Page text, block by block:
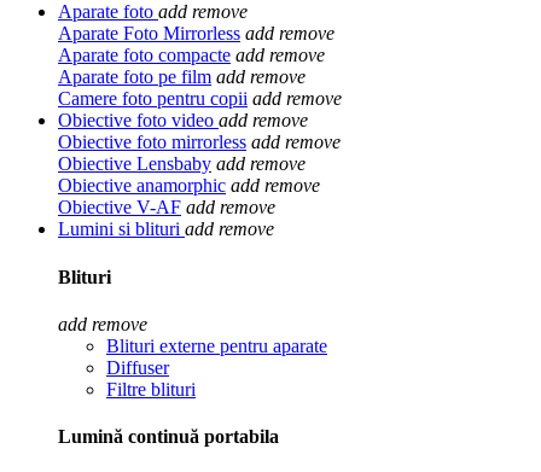
Aparate foto add remove
Aparate Foto Mirrorless add remove
Aparate foto compacte add remove
Aparate foto pe film add remove
Camere foto pentru copii add remove
Obiective foto video add remove
Obiective foto mirrorless add remove
Obiective Lensbaby add remove
Obiective anamorphic add remove
Obiective V-AF add remove
Lumini si blituri add remove
Blituri
add remove
Blituri externe pentru aparate
Diffuser
Filtre blituri
Lumină continuă portabila